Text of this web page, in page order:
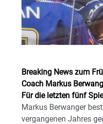
Breaking News zum
Coach Markus
Für die letzten fünf
Markus Berwanger
vergangenen Jahres